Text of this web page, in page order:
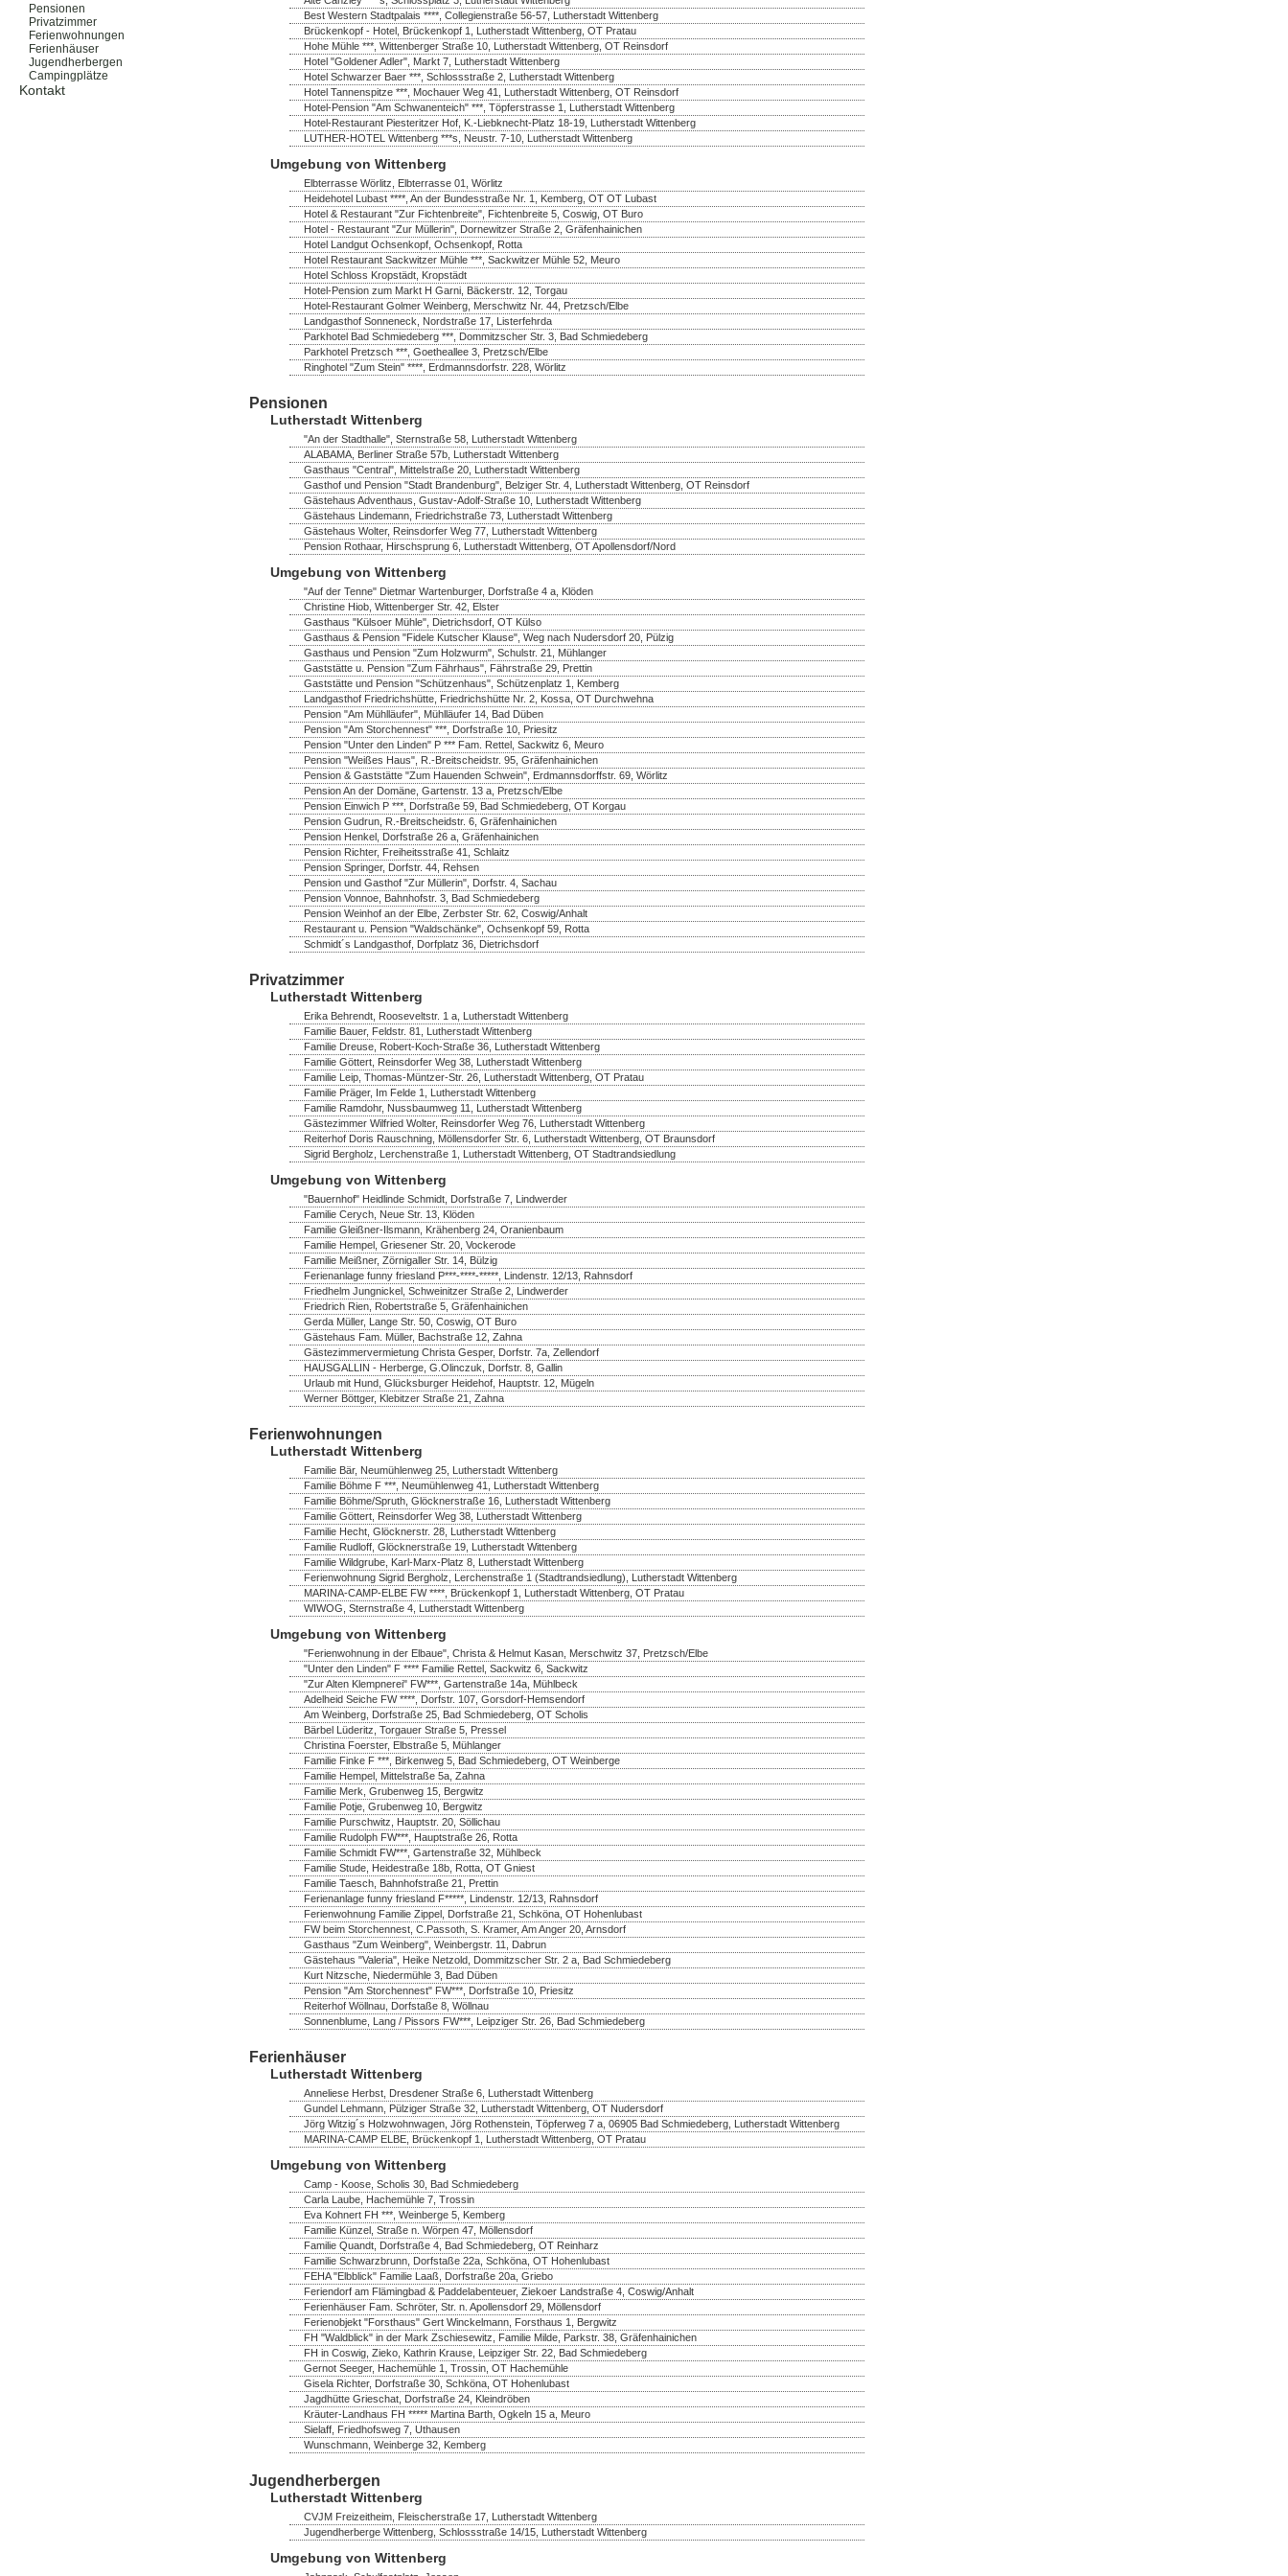
Pensionen
Privatzimmer
Ferienwohnungen
Ferienhäuser
Jugendherbergen
Campingplätze
Kontakt
Best Western Stadtpalais ****, Collegienstraße 56-57, Lutherstadt Wittenberg
Brückenkopf - Hotel, Brückenkopf 1, Lutherstadt Wittenberg, OT Pratau
Hohe Mühle ***, Wittenberger Straße 10, Lutherstadt Wittenberg, OT Reinsdorf
Hotel "Goldener Adler", Markt 7, Lutherstadt Wittenberg
Hotel Schwarzer Baer ***, Schlossstraße 2, Lutherstadt Wittenberg
Hotel Tannenspitze ***, Mochauer Weg 41, Lutherstadt Wittenberg, OT Reinsdorf
Hotel-Pension "Am Schwanenteich" ***, Töpferstrasse 1, Lutherstadt Wittenberg
Hotel-Restaurant Piesteritzer Hof, K.-Liebknecht-Platz 18-19, Lutherstadt Wittenberg
LUTHER-HOTEL Wittenberg ***s, Neustr. 7-10, Lutherstadt Wittenberg
Umgebung von Wittenberg
Elbterrasse Wörlitz, Elbterrasse 01, Wörlitz
Heidehotel Lubast ****, An der Bundesstraße Nr. 1, Kemberg, OT OT Lubast
Hotel & Restaurant "Zur Fichtenbreite", Fichtenbreite 5, Coswig, OT Buro
Hotel - Restaurant "Zur Müllerin", Dornewitzer Straße 2, Gräfenhainichen
Hotel Landgut Ochsenkopf, Ochsenkopf, Rotta
Hotel Restaurant Sackwitzer Mühle ***, Sackwitzer Mühle 52, Meuro
Hotel Schloss Kropstädt, Kropstädt
Hotel-Pension zum Markt H Garni, Bäckerstr. 12, Torgau
Hotel-Restaurant Golmer Weinberg, Merschwitz Nr. 44, Pretzsch/Elbe
Landgasthof Sonneneck, Nordstraße 17, Listerfehrda
Parkhotel Bad Schmiedeberg ***, Dommitzscher Str. 3, Bad Schmiedeberg
Parkhotel Pretzsch ***, Goetheallee 3, Pretzsch/Elbe
Ringhotel "Zum Stein" ****, Erdmannsdorfstr. 228, Wörlitz
Pensionen
Lutherstadt Wittenberg
"An der Stadthalle", Sternstraße 58, Lutherstadt Wittenberg
ALABAMA, Berliner Straße 57b, Lutherstadt Wittenberg
Gasthaus "Central", Mittelstraße 20, Lutherstadt Wittenberg
Gasthof und Pension "Stadt Brandenburg", Belziger Str. 4, Lutherstadt Wittenberg, OT Reinsdorf
Gästehaus Adventhaus, Gustav-Adolf-Straße 10, Lutherstadt Wittenberg
Gästehaus Lindemann, Friedrichstraße 73, Lutherstadt Wittenberg
Gästehaus Wolter, Reinsdorfer Weg 77, Lutherstadt Wittenberg
Pension Rothaar, Hirschsprung 6, Lutherstadt Wittenberg, OT Apollensdorf/Nord
Umgebung von Wittenberg
"Auf der Tenne" Dietmar Wartenburger, Dorfstraße 4 a, Klöden
Christine Hiob, Wittenberger Str. 42, Elster
Gasthaus "Külsoer Mühle", Dietrichsdorf, OT Külso
Gasthaus & Pension "Fidele Kutscher Klause", Weg nach Nudersdorf 20, Pülzig
Gasthaus und Pension "Zum Holzwurm", Schulstr. 21, Mühlanger
Gaststätte u. Pension "Zum Fährhaus", Fährstraße 29, Prettin
Gaststätte und Pension "Schützenhaus", Schützenplatz 1, Kemberg
Landgasthof Friedrichshütte, Friedrichshütte Nr. 2, Kossa, OT Durchwehna
Pension "Am Mühlläufer", Mühlläufer 14, Bad Düben
Pension "Am Storchennest" ***, Dorfstraße 10, Priesitz
Pension "Unter den Linden" P *** Fam. Rettel, Sackwitz 6, Meuro
Pension "Weißes Haus", R.-Breitscheidstr. 95, Gräfenhainichen
Pension & Gaststätte "Zum Hauenden Schwein", Erdmannsdorffstr. 69, Wörlitz
Pension An der Domäne, Gartenstr. 13 a, Pretzsch/Elbe
Pension Einwich P ***, Dorfstraße 59, Bad Schmiedeberg, OT Korgau
Pension Gudrun, R.-Breitscheidstr. 6, Gräfenhainichen
Pension Henkel, Dorfstraße 26 a, Gräfenhainichen
Pension Richter, Freiheitsstraße 41, Schlaitz
Pension Springer, Dorfstr. 44, Rehsen
Pension und Gasthof "Zur Müllerin", Dorfstr. 4, Sachau
Pension Vonnoe, Bahnhofstr. 3, Bad Schmiedeberg
Pension Weinhof an der Elbe, Zerbster Str. 62, Coswig/Anhalt
Restaurant u. Pension "Waldschänke", Ochsenkopf 59, Rotta
Schmidt´s Landgasthof, Dorfplatz 36, Dietrichsdorf
Privatzimmer
Lutherstadt Wittenberg
Erika Behrendt, Rooseveltstr. 1 a, Lutherstadt Wittenberg
Familie Bauer, Feldstr. 81, Lutherstadt Wittenberg
Familie Dreuse, Robert-Koch-Straße 36, Lutherstadt Wittenberg
Familie Göttert, Reinsdorfer Weg 38, Lutherstadt Wittenberg
Familie Leip, Thomas-Müntzer-Str. 26, Lutherstadt Wittenberg, OT Pratau
Familie Präger, Im Felde 1, Lutherstadt Wittenberg
Familie Ramdohr, Nussbaumweg 11, Lutherstadt Wittenberg
Gästezimmer Wilfried Wolter, Reinsdorfer Weg 76, Lutherstadt Wittenberg
Reiterhof Doris Rauschning, Möllensdorfer Str. 6, Lutherstadt Wittenberg, OT Braunsdorf
Sigrid Bergholz, Lerchenstraße 1, Lutherstadt Wittenberg, OT Stadtrandsiedlung
Umgebung von Wittenberg
"Bauernhof" Heidlinde Schmidt, Dorfstraße 7, Lindwerder
Familie Cerych, Neue Str. 13, Klöden
Familie Gleißner-Ilsmann, Krähenberg 24, Oranienbaum
Familie Hempel, Griesener Str. 20, Vockerode
Familie Meißner, Zörnigaller Str. 14, Bülzig
Ferienanlage funny friesland P***-****-*****, Lindenstr. 12/13, Rahnsdorf
Friedhelm Jungnickel, Schweinitzer Straße 2, Lindwerder
Friedrich Rien, Robertstraße 5, Gräfenhainichen
Gerda Müller, Lange Str. 50, Coswig, OT Buro
Gästehaus Fam. Müller, Bachstraße 12, Zahna
Gästezimmervermietung Christa Gesper, Dorfstr. 7a, Zellendorf
HAUSGALLIN - Herberge, G.Olinczuk, Dorfstr. 8, Gallin
Urlaub mit Hund, Glücksburger Heidehof, Hauptstr. 12, Mügeln
Werner Böttger, Klebitzer Straße 21, Zahna
Ferienwohnungen
Lutherstadt Wittenberg
Familie Bär, Neumühlenweg 25, Lutherstadt Wittenberg
Familie Böhme F ***, Neumühlenweg 41, Lutherstadt Wittenberg
Familie Böhme/Spruth, Glöcknerstraße 16, Lutherstadt Wittenberg
Familie Göttert, Reinsdorfer Weg 38, Lutherstadt Wittenberg
Familie Hecht, Glöcknerstr. 28, Lutherstadt Wittenberg
Familie Rudloff, Glöcknerstraße 19, Lutherstadt Wittenberg
Familie Wildgrube, Karl-Marx-Platz 8, Lutherstadt Wittenberg
Ferienwohnung Sigrid Bergholz, Lerchenstraße 1 (Stadtrandsiedlung), Lutherstadt Wittenberg
MARINA-CAMP-ELBE FW ****, Brückenkopf 1, Lutherstadt Wittenberg, OT Pratau
WIWOG, Sternstraße 4, Lutherstadt Wittenberg
Umgebung von Wittenberg
"Ferienwohnung in der Elbaue", Christa & Helmut Kasan, Merschwitz 37, Pretzsch/Elbe
"Unter den Linden" F **** Familie Rettel, Sackwitz 6, Sackwitz
"Zur Alten Klempnerei" FW***, Gartenstraße 14a, Mühlbeck
Adelheid Seiche FW ****, Dorfstr. 107, Gorsdorf-Hemsendorf
Am Weinberg, Dorfstraße 25, Bad Schmiedeberg, OT Scholis
Bärbel Lüderitz, Torgauer Straße 5, Pressel
Christina Foerster, Elbstraße 5, Mühlanger
Familie Finke F ***, Birkenweg 5, Bad Schmiedeberg, OT Weinberge
Familie Hempel, Mittelstraße 5a, Zahna
Familie Merk, Grubenweg 15, Bergwitz
Familie Potje, Grubenweg 10, Bergwitz
Familie Purschwitz, Hauptstr. 20, Söllichau
Familie Rudolph FW***, Hauptstraße 26, Rotta
Familie Schmidt FW***, Gartenstraße 32, Mühlbeck
Familie Stude, Heidestraße 18b, Rotta, OT Gniest
Familie Taesch, Bahnhofstraße 21, Prettin
Ferienanlage funny friesland F*****, Lindenstr. 12/13, Rahnsdorf
Ferienwohnung Familie Zippel, Dorfstraße 21, Schköna, OT Hohenlubast
FW beim Storchennest, C.Passoth, S. Kramer, Am Anger 20, Arnsdorf
Gasthaus "Zum Weinberg", Weinbergstr. 11, Dabrun
Gästehaus "Valeria", Heike Netzold, Dommitzscher Str. 2 a, Bad Schmiedeberg
Kurt Nitzsche, Niedermühle 3, Bad Düben
Pension "Am Storchennest" FW***, Dorfstraße 10, Priesitz
Reiterhof Wöllnau, Dorfstaße 8, Wöllnau
Sonnenblume, Lang / Pissors FW***, Leipziger Str. 26, Bad Schmiedeberg
Ferienhäuser
Lutherstadt Wittenberg
Anneliese Herbst, Dresdener Straße 6, Lutherstadt Wittenberg
Gundel Lehmann, Pülziger Straße 32, Lutherstadt Wittenberg, OT Nudersdorf
Jörg Witzig´s Holzwohnwagen, Jörg Rothenstein, Töpferweg 7 a, 06905 Bad Schmiedeberg, Lutherstadt Wittenberg
MARINA-CAMP ELBE, Brückenkopf 1, Lutherstadt Wittenberg, OT Pratau
Umgebung von Wittenberg
Camp - Koose, Scholis 30, Bad Schmiedeberg
Carla Laube, Hachemühle 7, Trossin
Eva Kohnert FH ***, Weinberge 5, Kemberg
Familie Künzel, Straße n. Wörpen 47, Möllensdorf
Familie Quandt, Dorfstraße 4, Bad Schmiedeberg, OT Reinharz
Familie Schwarzbrunn, Dorfstaße 22a, Schköna, OT Hohenlubast
FEHA "Elbblick" Familie Laaß, Dorfstraße 20a, Griebo
Feriendorf am Flämingbad & Paddelabenteuer, Ziekoer Landstraße 4, Coswig/Anhalt
Ferienhäuser Fam. Schröter, Str. n. Apollensdorf 29, Möllensdorf
Ferienobjekt "Forsthaus" Gert Winckelmann, Forsthaus 1, Bergwitz
FH "Waldblick" in der Mark Zschiesewitz, Familie Milde, Parkstr. 38, Gräfenhainichen
FH in Coswig, Zieko, Kathrin Krause, Leipziger Str. 22, Bad Schmiedeberg
Gernot Seeger, Hachemühle 1, Trossin, OT Hachemühle
Gisela Richter, Dorfstraße 30, Schköna, OT Hohenlubast
Jagdhütte Grieschat, Dorfstraße 24, Kleindröben
Kräuter-Landhaus FH ***** Martina Barth, Ogkeln 15 a, Meuro
Sielaff, Friedhofsweg 7, Uthausen
Wunschmann, Weinberge 32, Kemberg
Jugendherbergen
Lutherstadt Wittenberg
CVJM Freizeitheim, Fleischerstraße 17, Lutherstadt Wittenberg
Jugendherberge Wittenberg, Schlossstraße 14/15, Lutherstadt Wittenberg
Umgebung von Wittenberg